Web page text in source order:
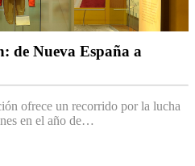
de Nueva España a
ofrece un recorrido por la lucha
en el año de…